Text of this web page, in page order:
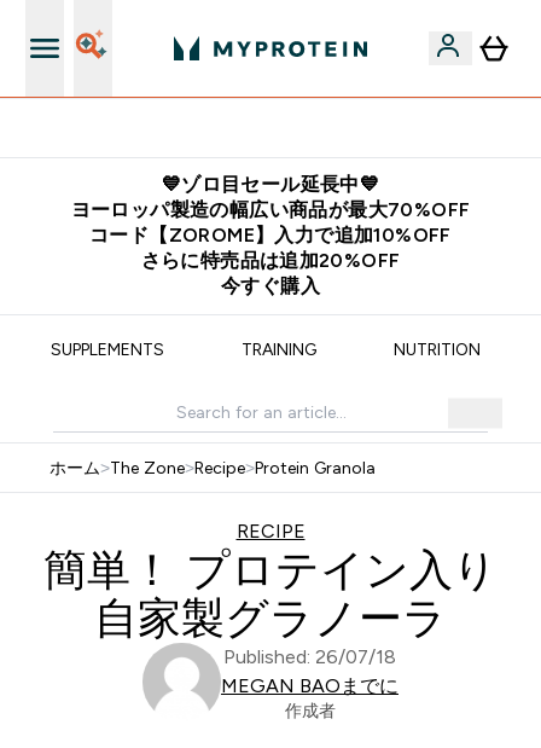
💙ゾロ目セール延長中💙
ヨーロッパ製造の幅広い商品が最大70%OFF
コード【ZOROME】入力で追加10%OFF
さらに特売品は追加20%OFF
今すぐ購入
SUPPLEMENTS TRAINING NUTRITION
ホーム>The Zone>Recipe>Protein Granola
RECIPE
簡単！ プロテイン入り
自家製グラノーラ
Published: 26/07/18
MEGAN BAOまでに
作成者